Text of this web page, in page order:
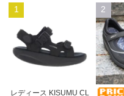
1
レディース KISUMU CL
2